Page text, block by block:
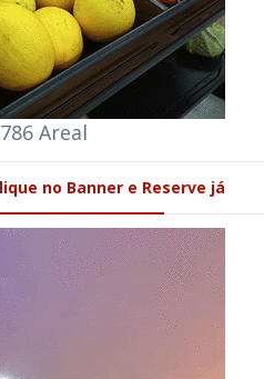
Areal
no Banner e Reserve já